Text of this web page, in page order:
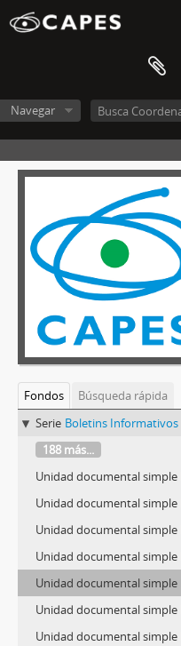
Navegar
Fondos
Búsqueda rápida
Serie Boletins Informativos
188 más...
Unidad documental simple
Unidad documental simple
Unidad documental simple
Unidad documental simple
Unidad documental simple
Unidad documental simple
Unidad documental simple